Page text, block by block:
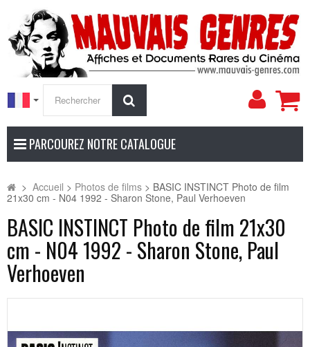
Mon
PARCOUREZ NOTRE CATALOGUE
> Accueil > Photos de films > BASIC INSTINCT Photo de film
21x30 cm - N04 1992 - Sharon Stone, Paul Verhoeven
BASIC INSTINCT Photo de film 21x30
cm - N04 1992 - Sharon Stone, Paul
Verhoeven